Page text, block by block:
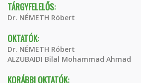
TÁRGYFELELŐS:
Dr. NÉMETH Róbert
OKTATÓK:
Dr. NÉMETH Róbert
ALZUBAIDI Bilal Mohammad Ahmad
KORÁBBI OKTATÓK: